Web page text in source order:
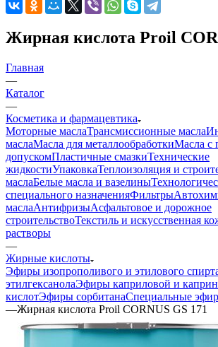
Жирная кислота Proil
Главная
—
Каталог
—
Косметика и фармацевтика
Моторные маслаТрансмиссионные масла
маслаМасла для металлообработкиМасла с
допускомПластичные смазкиТехнические
жидкостиУпаковкаТеплоизоляция и
маслаБелые масла и вазелины
специального назначенияФильтры
маслаАнтифризыАсфальтовое и дорожное
строительствоТекстиль и искусственная
растворы
—
Жирные кислоты
Эфиры изопрополивого и этилового
этилгексанолаЭфиры каприловой и
кислотЭфиры сорбитанаСпециальные
—Жирная кислота Proil CORNUS GS 171